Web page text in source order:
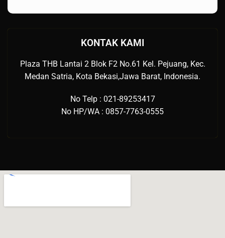
KONTAK KAMI
Plaza THB Lantai 2 Blok F2 No.61 Kel. Pejuang, Kec.
Medan Satria, Kota Bekasi,Jawa Barat, Indonesia.
No Telp : 021-89253417
No HP/WA : 0857-7763-0555